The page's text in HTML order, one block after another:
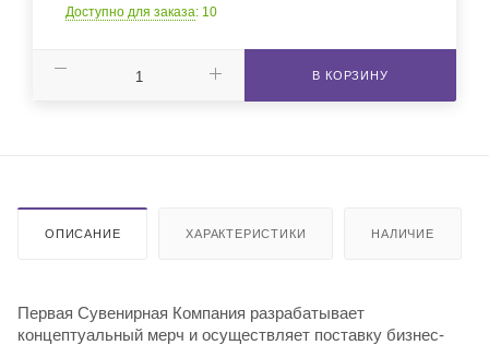
Доступно для заказа: 10
В КОРЗИНУ
ОПИСАНИЕ ХАРАКТЕРИСТИКИ НАЛИЧИЕ
Первая Сувенирная Компания разрабатывает
концептуальный мерч и осуществляет поставку бизнес-